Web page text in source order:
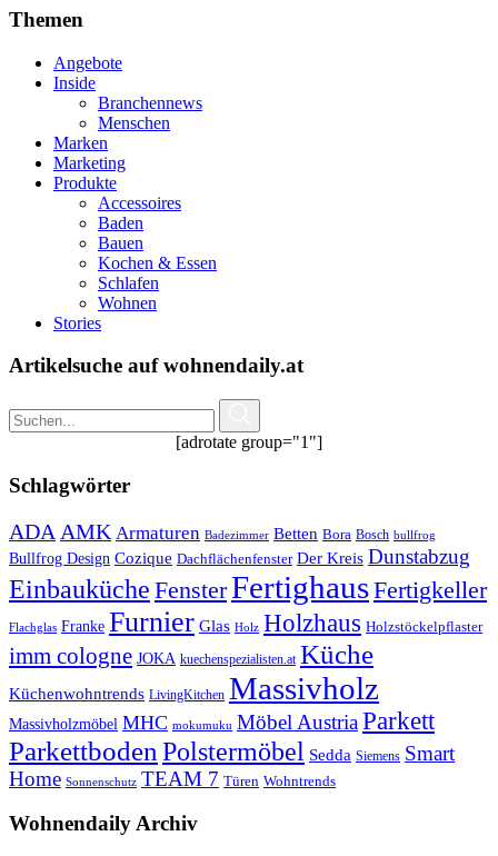
Themen
Angebote
Inside
Branchennews
Menschen
Marken
Marketing
Produkte
Accessoires
Baden
Bauen
Kochen & Essen
Schlafen
Wohnen
Stories
Artikelsuche auf wohnendaily.at
[adrotate group="1"]
Schlagwörter
ADA AMK Armaturen Badezimmer Betten Bora Bosch bullfrog
Bullfrog Design Cozique Dachflächenfenster Der Kreis Dunstabzug
Einbauküche FensterFertighausFertigkeller
Flachglas Franke Furnier Glas Holz Holzhaus Holzstöckelpflaster
imm cologne JOKA kuechenspezialisten.at Küche
Küchenwohntrends LivingKitchen Massivholz
Massivholzmöbel MHC mokumuku Möbel AustriaParkett
Parkettboden Polstermöbel Sedda Siemens Smart
Home Sonnenschutz TEAM 7 Türen Wohntrends
Wohnendaily Archiv